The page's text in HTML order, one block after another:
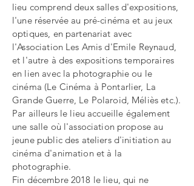
lieu comprend deux salles d'expositions,
l'une réservée au pré-cinéma et au jeux
optiques, en partenariat avec
l'Association Les Amis d'Emile Reynaud,
et l'autre à des expositions temporaires
en lien avec la photographie ou le
cinéma (Le Cinéma à Pontarlier, La
Grande Guerre, Le Polaroid, Méliès etc.).
Par ailleurs le lieu accueille également
une salle où l'association propose au
jeune public des ateliers d'initiation au
cinéma d'animation et à la
photographie.
Fin décembre 2018 le lieu, qui ne